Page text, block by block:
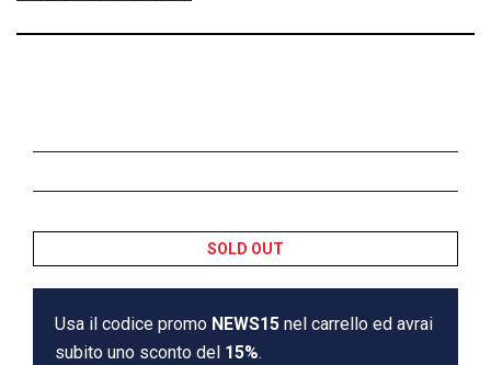
SOLD OUT
Usa il codice promo NEWS15 nel carrello ed avrai
subito uno sconto del 15%.